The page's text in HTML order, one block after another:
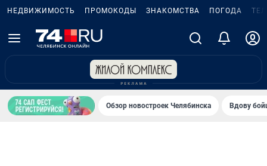
НЕДВИЖИМОСТЬ ПРОМОКОДЫ ЗНАКОМСТВА ПОГОДА
Обзор новостроек Челябинска Вдову